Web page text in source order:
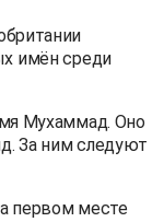
имён среди
Мухаммад. Оно
За ним следуют
первом месте